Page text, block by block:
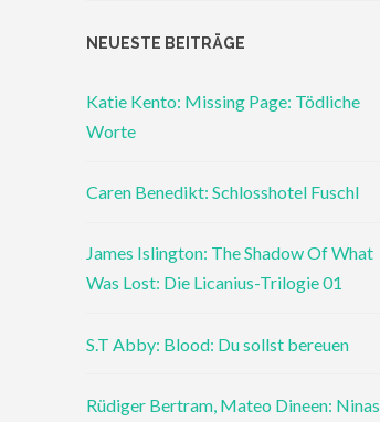
NEUESTE BEITRÄGE
Katie Kento: Missing Page: Tödliche
Worte
Caren Benedikt: Schlosshotel Fuschl
James Islington: The Shadow Of What
Was Lost: Die Licanius-Trilogie 01
S.T Abby: Blood: Du sollst bereuen
Rüdiger Bertram, Mateo Dineen: Ninas